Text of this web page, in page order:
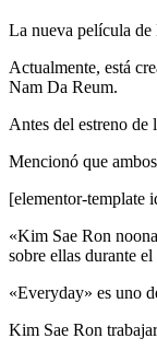
La nueva película
Actualmente, está
Nam Da Reum.
Antes del estreno de
Mencionó que
[elementor-template
«Kim Sae Ron
sobre ellas durante
«Everyday» es uno
Kim Sae Ron